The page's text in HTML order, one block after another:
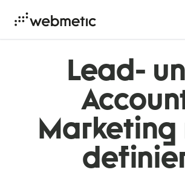
Lead-
Lead-
Marketing